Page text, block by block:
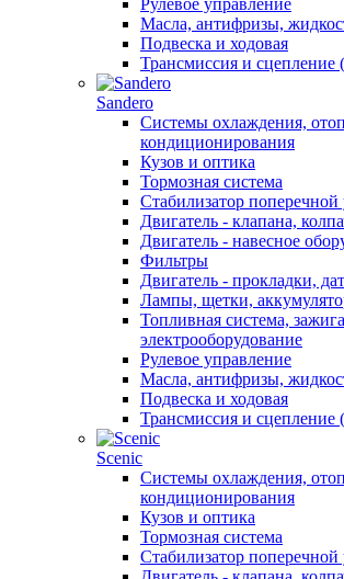
Масла, антифризы,
Подвеска и ходовая
Трансмиссия и
Sandero
Системы охлаждения,
кондиционирования
Кузов и оптика
Тормозная система
Стабилизатор поперечной
Двигатель - клапана,
Двигатель - навесное
Фильтры
Двигатель - прокладки,
Лампы, щетки,
Топливная система,
электрооборудование
Рулевое управление
Масла, антифризы,
Подвеска и ходовая
Трансмиссия и
Scenic
Системы охлаждения,
кондиционирования
Кузов и оптика
Тормозная система
Стабилизатор поперечной